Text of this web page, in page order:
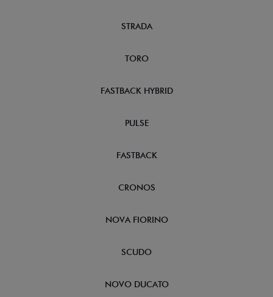
STRADA
TORO
FASTBACK HYBRID
PULSE
FASTBACK
CRONOS
NOVA FIORINO
SCUDO
NOVO DUCATO